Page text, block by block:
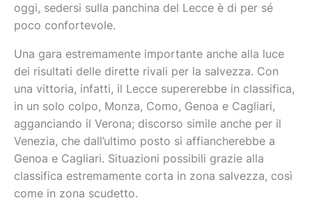
oggi, sedersi sulla panchina del Lecce è di per sé
poco confortevole.
Una gara estremamente importante anche alla luce
dei risultati delle dirette rivali per la salvezza. Con
una vittoria, infatti, il Lecce supererebbe in classifica,
in un solo colpo, Monza, Como, Genoa e Cagliari,
agganciando il Verona; discorso simile anche per il
Venezia, che dall’ultimo posto si affiancherebbe a
Genoa e Cagliari. Situazioni possibili grazie alla
classifica estremamente corta in zona salvezza, così
come in zona scudetto.